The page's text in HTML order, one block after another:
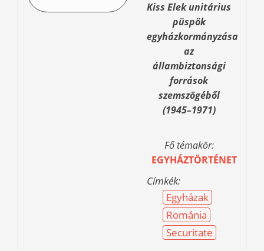
Kiss Elek unitárius
püspök
egyházkormányzása
az
állambiztonsági
források
szemszögéből
(1945–1971)
Fő témakör:
EGYHÁZTÖRTÉNET
Címkék:
Egyházak
Románia
Securitate